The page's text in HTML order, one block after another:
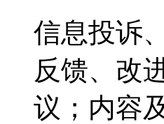
信息投诉
反馈、改
议；内容